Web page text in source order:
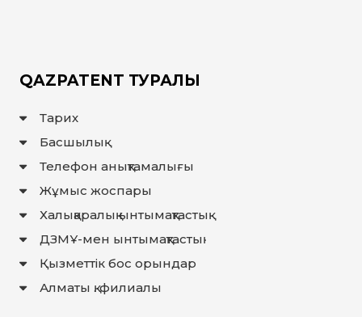
QAZPATENT ТУРАЛЫ
Тарих
Басшылық
Телефон анықтамалығы
Жұмыс жоспары
Халықаралық ынтымақтастық
ДЗМҰ-мен ынтымақтастық
Қызметтік бос орындар
Алматы қ. филиалы